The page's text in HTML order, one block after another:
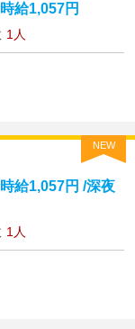
給1,057円
1人
NEW
給1,057円 /深夜
1人